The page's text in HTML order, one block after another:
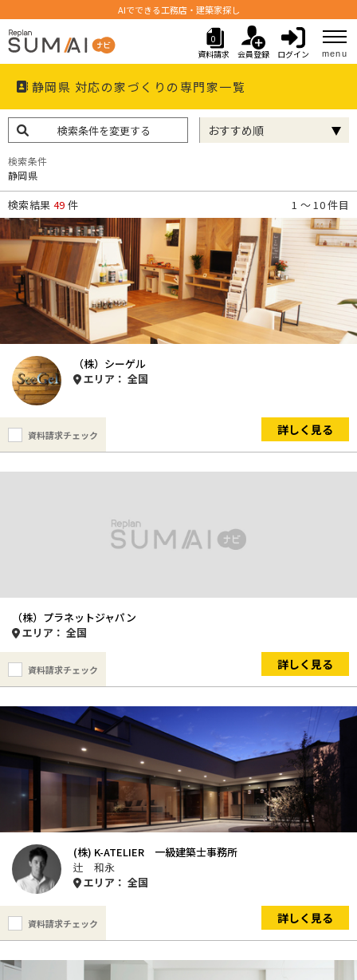
AIでできる工務店・建築家探し
0
資料請求
会員登録 ログイン menu
静岡県 対応の家づくりの専門家一覧
検索条件を変更する
検索条件
静岡県
検索結果 49 件 1 〜 10 件目
（株）シーゲル
エリア： 全国
詳しく見る
資料請求チェック
（株）プラネットジャパン
エリア： 全国
詳しく見る
資料請求チェック
(株) K-ATELIER 一級建築士事務所
辻 和永
エリア： 全国
詳しく見る
資料請求チェック